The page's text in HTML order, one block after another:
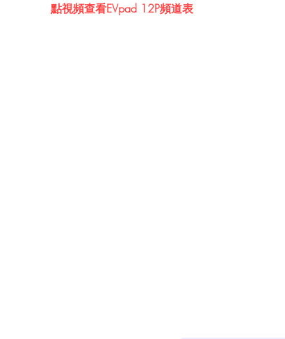
點視頻查看EVpad 12P頻道表